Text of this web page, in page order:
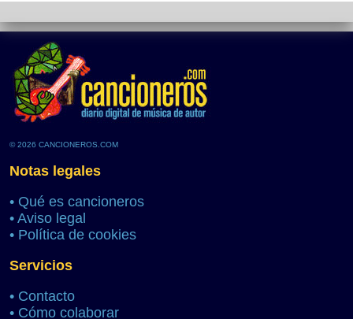
© 2026 CANCIONEROS.COM
Notas legales
• Qué es cancioneros
• Aviso legal
• Política de cookies
Servicios
• Contacto
• Cómo colaborar